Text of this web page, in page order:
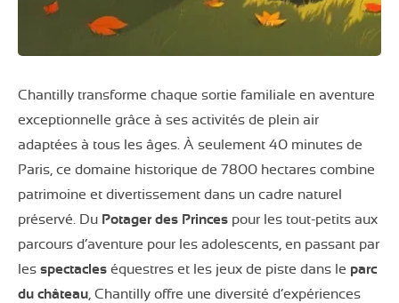
Chantilly transforme chaque sortie familiale en aventure
exceptionnelle grâce à ses activités de plein air
adaptées à tous les âges. À seulement 40 minutes de
Paris, ce domaine historique de 7800 hectares combine
patrimoine et divertissement dans un cadre naturel
préservé. Du Potager des Princes pour les tout-petits aux
parcours d’aventure pour les adolescents, en passant par
les spectacles équestres et les jeux de piste dans le parc
du château, Chantilly offre une diversité d’expériences